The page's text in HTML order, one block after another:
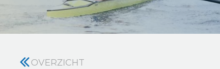
OVERZICHT